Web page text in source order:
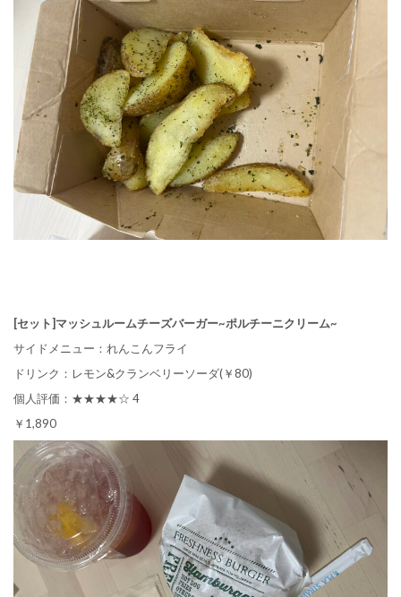
[セット]マッシュルームチーズバーガー~ポルチーニクリーム~
サイドメニュー：れんこんフライ
ドリンク：レモン&クランベリーソーダ(￥80)
個人評価：★★★★☆ 4
￥1,890